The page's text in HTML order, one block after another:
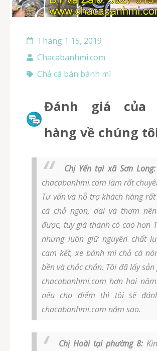
Tháng 1 15, 2019
Chacabanhmi.com
Chả cá bán bánh mì
Đánh giá của
hàng về chúng
Chị Yến tại xã Sơn Long:
chacabanhmi.com làm rất
Tư vấn và hỗ trợ khách hàng
cá chả ngon, dai và thơm
được, tuy giá thành có cao hơn
nhưng luôn giữ nguyên chất
cam kết, xe bánh mì chả cá
bền và chắc chắn. Tôi đã lấy
chacabanhmi.com hơn hai
nếu cho điểm thì tôi sẽ
chacabanhmi.com năm sao.
Chị Hoài tại phường 8: